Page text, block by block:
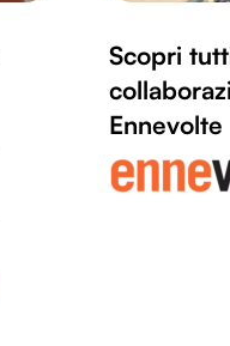
Scopri
Ennevolte